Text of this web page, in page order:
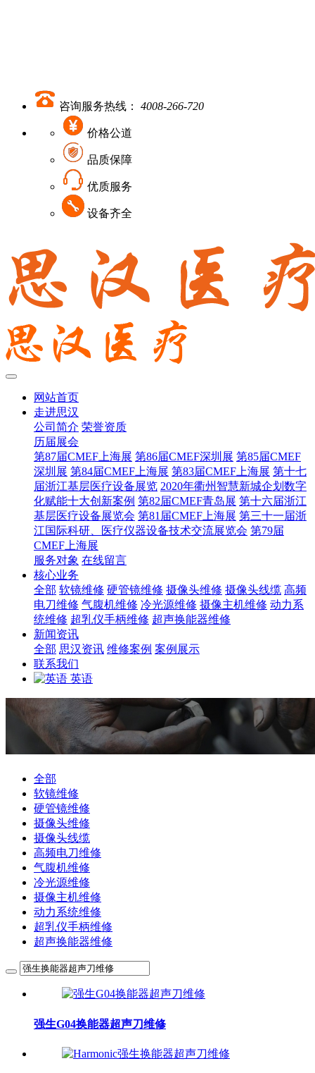
咨询服务热线： 4008-266-720
价格公道
品质保障
优质服务
设备齐全
网站首页
走进思汉
公司简介 荣誉资质
历届展会
第87届CMEF上海展 第86届CMEF深圳展 第85届CMEF
深圳展 第84届CMEF上海展 第83届CMEF上海展 第十七
届浙江基层医疗设备展览 2020年衢州智慧新城企划数字
化赋能十大创新案例 第82届CMEF青岛展 第十六届浙江
基层医疗设备展览会 第81届CMEF上海展 第三十一届浙
江国际科研、医疗仪器设备技术交流展览会 第79届
CMEF上海展
服务对象 在线留言
核心业务
全部 软镜维修 硬管镜维修 摄像头维修 摄像头线缆 高频
电刀维修 气腹机维修 冷光源维修 摄像主机维修 动力系
统维修 超乳仪手柄维修 超声换能器维修
新闻资讯
全部 思汉资讯 维修案例 案例展示
联系我们
英语
全部
软镜维修
硬管镜维修
摄像头维修
摄像头线缆
高频电刀维修
气腹机维修
冷光源维修
摄像主机维修
动力系统维修
超乳仪手柄维修
超声换能器维修
强生G04换能器超声刀维修